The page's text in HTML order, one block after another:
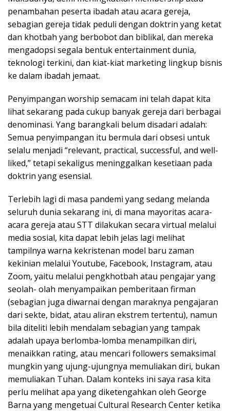
penambahan peserta ibadah atau acara gereja,
sebagian gereja tidak peduli dengan doktrin yang ketat
dan khotbah yang berbobot dan biblikal, dan mereka
mengadopsi segala bentuk entertainment dunia,
teknologi terkini, dan kiat-kiat marketing lingkup bisnis
ke dalam ibadah jemaat.
Penyimpangan worship semacam ini telah dapat kita
lihat sekarang pada cukup banyak gereja dari berbagai
denominasi. Yang barangkali belum disadari adalah:
Semua penyimpangan itu bermula dari obsesi untuk
selalu menjadi “relevant, practical, successful, and well-
liked,” tetapi sekaligus meninggalkan kesetiaan pada
doktrin yang esensial.
Terlebih lagi di masa pandemi yang sedang melanda
seluruh dunia sekarang ini, di mana mayoritas acara-
acara gereja atau STT dilakukan secara virtual melalui
media sosial, kita dapat lebih jelas lagi melihat
tampilnya warna kekristenan model baru zaman
kekinian melalui Youtube, Facebook, Instagram, atau
Zoom, yaitu melalui pengkhotbah atau pengajar yang
seolah- olah menyampaikan pemberitaan firman
(sebagian juga diwarnai dengan maraknya pengajaran
dari sekte, bidat, atau aliran ekstrem tertentu), namun
bila diteliti lebih mendalam sebagian yang tampak
adalah upaya berlomba-lomba menampilkan diri,
menaikkan rating, atau mencari followers semaksimal
mungkin yang ujung-ujungnya memuliakan diri, bukan
memuliakan Tuhan. Dalam konteks ini saya rasa kita
perlu melihat apa yang diketengahkan oleh George
Barna yang mengetuai Cultural Research Center ketika